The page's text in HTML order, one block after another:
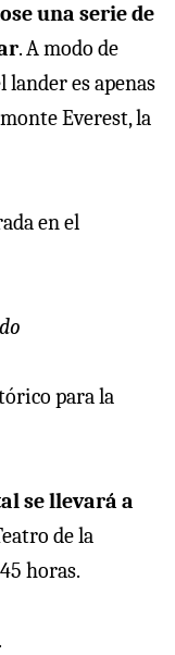
una serie de
. A modo de
es apenas
Everest, la
en el
para la
se llevará a
de la
horas.